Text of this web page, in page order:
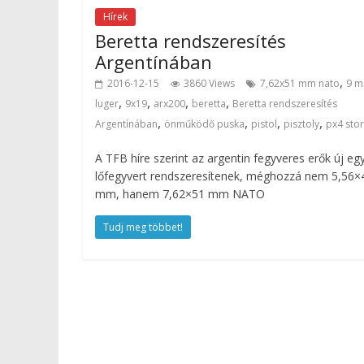
Hírek
Beretta rendszeresítés
Argentínában
2016-12-15 3860 Views 7,62x51 mm nato, 9
luger, 9x19, arx200, beretta, Beretta rendszeresítés
Argentínában, önműködő puska, pistol, pisztoly, px4
A TFB híre szerint az argentin fegyveres erők új
lőfegyvert rendszeresítenek, méghozzá nem
mm, hanem 7,62×51 mm NATO
Tudj meg többet!